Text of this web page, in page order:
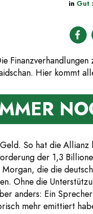
in Gut
Hier kommt
So hat die
der 1,3
die die
Ohne die
anders: Ein
mehr emittiert